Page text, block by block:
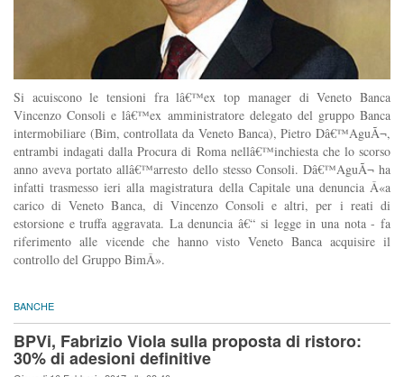
Si acuiscono le tensioni fra lâ€™ex top manager di Veneto Banca
Vincenzo Consoli e lâ€™ex amministratore delegato del gruppo Banca
intermobiliare (Bim, controllata da Veneto Banca), Pietro Dâ€™AguÃ¬,
entrambi indagati dalla Procura di Roma nellâ€™inchiesta che lo scorso
anno aveva portato allâ€™arresto dello stesso Consoli. Dâ€™AguÃ¬ ha
infatti trasmesso ieri alla magistratura della Capitale una denuncia Â«a
carico di Veneto Banca, di Vincenzo Consoli e altri, per i reati di
estorsione e truffa aggravata. La denuncia â€“ si legge in una nota - fa
riferimento alle vicende che hanno visto Veneto Banca acquisire il
controllo del Gruppo BimÂ».
BANCHE
BPVi, Fabrizio Viola sulla proposta di ristoro:
30% di adesioni definitive